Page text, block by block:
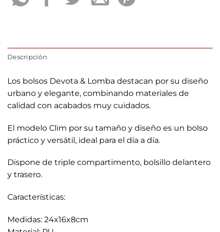
Descripción
Los bolsos Devota & Lomba destacan por su diseño
urbano y elegante, combinando materiales de
calidad con acabados muy cuidados.
El modelo Clim por su tamaño y diseño es un bolso
práctico y versátil, ideal para el día a día.
Dispone de triple compartimento, bolsillo delantero
y trasero.
Características:
Medidas: 24x16x8cm